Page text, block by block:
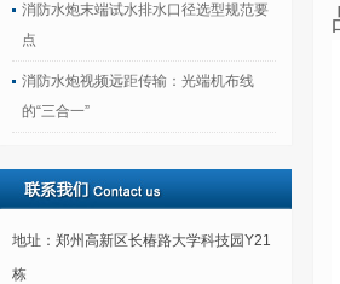
消防水炮末端试水排水口径选型规范要
点
消防水炮视频远距传输：光端机布线
的“三合一”
地址：郑州高新区长椿路大学科技园Y21
栋